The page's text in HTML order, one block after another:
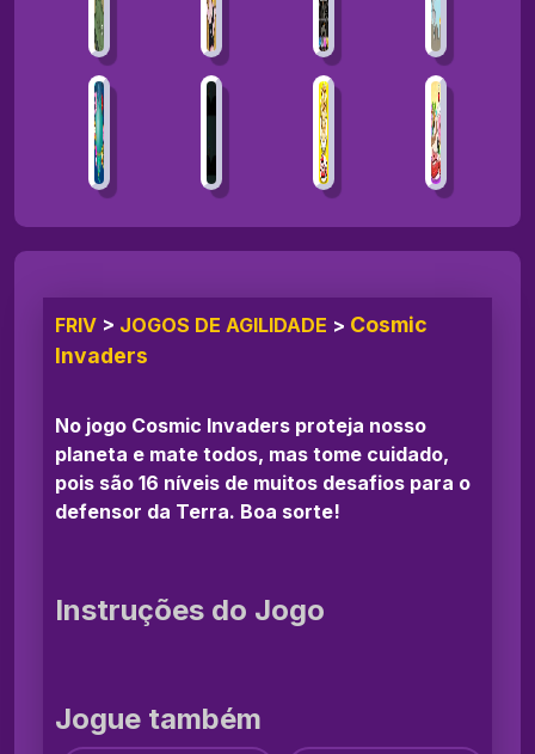
FRIV > JOGOS DE AGILIDADE > Cosmic
Invaders
No jogo Cosmic Invaders proteja nosso
planeta e mate todos, mas tome cuidado,
pois são 16 níveis de muitos desafios para o
defensor da Terra. Boa sorte!
Instruções do Jogo
Jogue também